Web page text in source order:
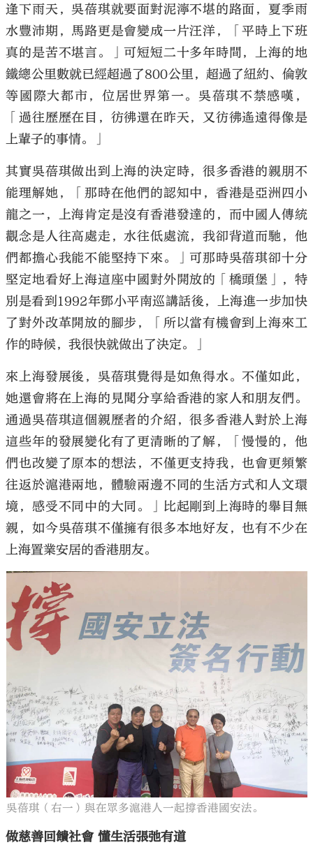
逢下雨天，吳蓓琪就要面對泥濘不堪的路面，夏季雨
水豐沛期，馬路更是會變成一片汪洋，「平時上下班
真的是苦不堪言。」可短短二十多年時間，上海的地
鐵總公里數就已經超過了800公里，超過了紐約、倫敦
等國際大都市，位居世界第一。吳蓓琪不禁感嘆，
「過往歷歷在目，彷彿還在昨天，又彷彿遙遠得像是
上輩子的事情。」
其實吳蓓琪做出到上海的決定時，很多香港的親朋不
能理解她，「那時在他們的認知中，香港是亞洲四小
龍之一，上海肯定是沒有香港發達的，而中國人傳統
觀念是人往高處走，水往低處流，我卻背道而馳，他
們都擔心我能不能堅持下來。」可那時吳蓓琪卻十分
堅定地看好上海這座中國對外開放的「橋頭堡」，特
別是看到1992年鄧小平南巡講話後，上海進一步加快
了對外改革開放的腳步，「所以當有機會到上海來工
作的時候，我很快就做出了決定。」
來上海發展後，吳蓓琪覺得是如魚得水。不僅如此，
她還會將在上海的見聞分享給香港的家人和朋友們。
通過吳蓓琪這個親歷者的介紹，很多香港人對於上海
這些年的發展變化有了更清晰的了解，「慢慢的，他
們也改變了原本的想法，不僅更支持我，也會更頻繁
往返於滬港兩地，體驗兩邊不同的生活方式和人文環
境，感受不同中的大同。」比起剛到上海時的舉目無
親，如今吳蓓琪不僅擁有很多本地好友，也有不少在
上海置業安居的香港朋友。
吳蓓琪（右一）與在眾多滬港人一起撐香港國安法。
做慈善回饋社會 懂生活張弛有道